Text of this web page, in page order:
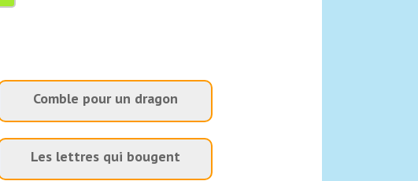
Comble pour un dragon
Les lettres qui bougent